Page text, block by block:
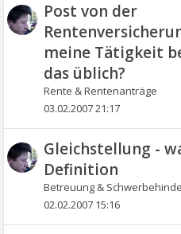
Post von der
meine Tätigkeit
das üblich?
Rente & Rentenanträge
03.02.2007 21:17
Gleichstellung -
Definition
Betreuung &
02.02.2007 15:16